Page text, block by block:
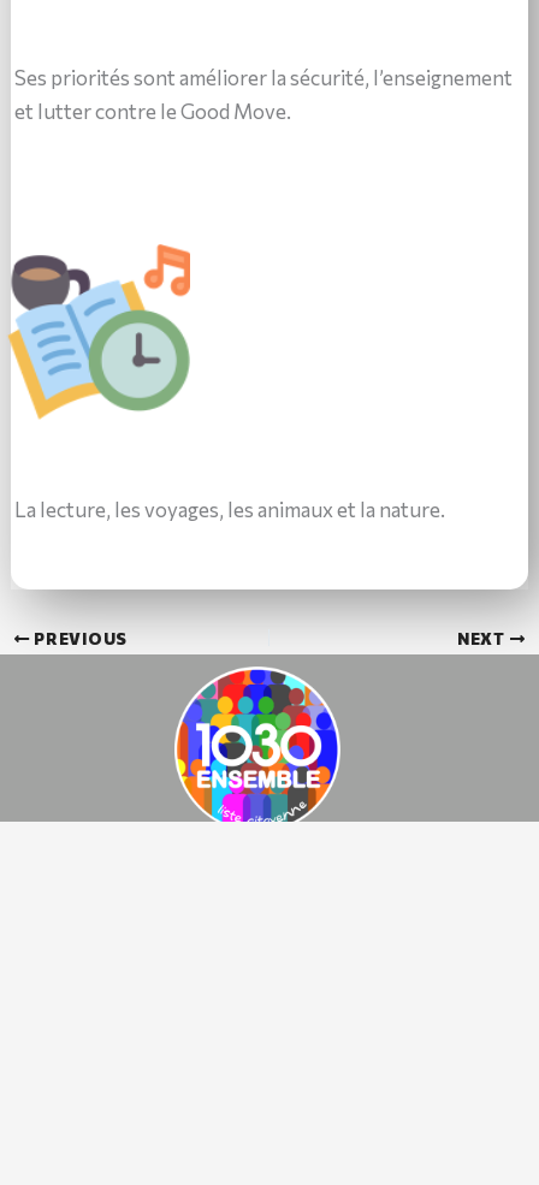
Ses priorités sont améliorer la sécurité, l’enseignement
et lutter contre le Good Move.
La lecture, les voyages, les animaux et la nature.
PREVIOUS NEXT